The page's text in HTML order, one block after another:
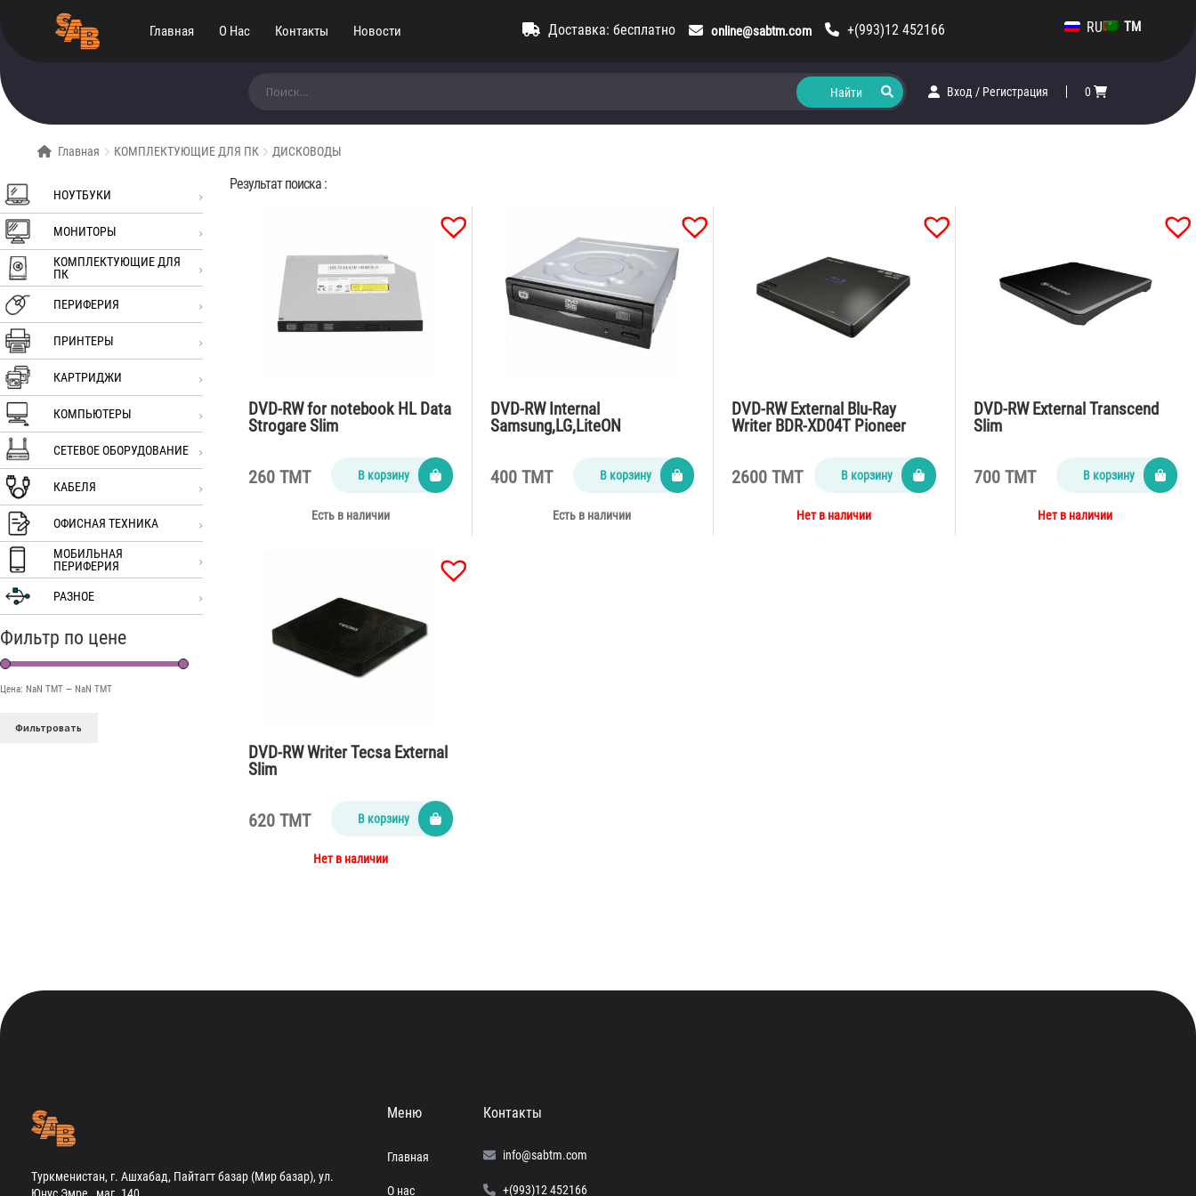
Главная О Нас Контакты Новости Доставка: бесплатно online@sabtm.com +(993)12 452166 RU TM
Вход / Регистрация 0
Главная КОМПЛЕКТУЮЩИЕ ДЛЯ ПК ДИСКОВОДЫ
НОУТБУКИ
МОНИТОРЫ
КОМПЛЕКТУЮЩИЕ ДЛЯ
ПК
ПЕРИФЕРИЯ
ПРИНТЕРЫ
КАРТРИДЖИ
КОМПЬЮТЕРЫ
СЕТЕВОЕ ОБОРУДОВАНИЕ
КАБЕЛЯ
ОФИСНАЯ ТЕХНИКА
МОБИЛЬНАЯ
ПЕРИФЕРИЯ
РАЗНОЕ
Фильтр по цене
Цена: NaN TMT — NaN TMT
Фильтровать
Результат поиска :
DVD-RW for notebook HL Data
Strogare Slim
260 TMT В корзину
Есть в наличии
DVD-RW Internal
Samsung,LG,LiteON
400 TMT В корзину
Есть в наличии
DVD-RW External Blu-Ray
Writer BDR-XD04T Pioneer
2600 TMT В корзину
Нет в наличии
DVD-RW External Transcend
Slim
700 TMT В корзину
Нет в наличии
DVD-RW Writer Tecsa External
Slim
620 TMT В корзину
Нет в наличии
Туркменистан, г. Ашхабад, Пайтагт базар (Мир базар), ул.
Меню
Главная
О нас
Контакты
info@sabtm.com
+(993)12 452166